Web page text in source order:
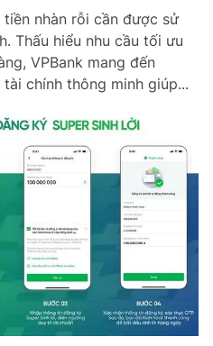
BTTTT cấp ngày 24.3.2020
Báo Thanh Niên. Cấm sao chép
sự chấp thuận bằng văn bản.
nhàn rỗi cần được sử
Thấu hiểu nhu cầu tối ưu
VPBank mang đến
chính thông minh giúp...